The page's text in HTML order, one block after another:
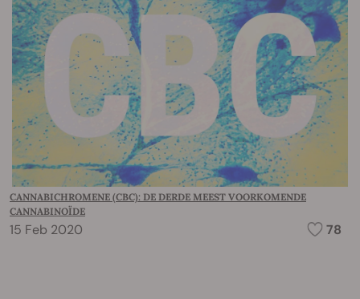
CANNABICHROMENE (CBC): DE DERDE MEEST VOORKOMENDE
CANNABINOÏDE
15 Feb 2020 78